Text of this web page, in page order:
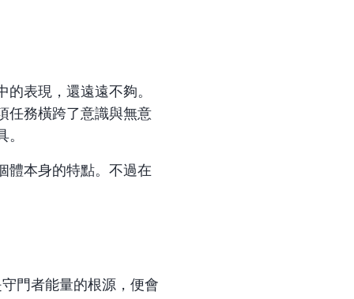
表現，還遠遠不夠。
任務橫跨了意識與無意
體本身的特點。不過在
門者能量的根源，便會